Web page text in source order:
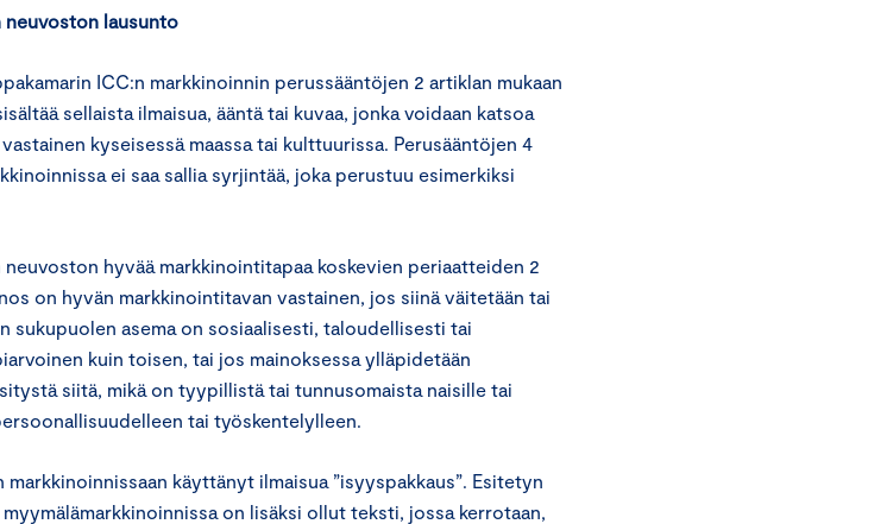
neuvoston lausunto
ICC:n markkinoinnin perussääntöjen 2 artiklan mukaan
sellaista ilmaisua, ääntä tai kuvaa, jonka voidaan katsoa
kyseisessä maassa tai kulttuurissa. Perusääntöjen 4
ei saa sallia syrjintää, joka perustuu esimerkiksi
hyvää markkinointitapaa koskevien periaatteiden 2
on hyvän markkinointitavan vastainen, jos siinä väitetään tai
sukupuolen asema on sosiaalisesti, taloudellisesti tai
kuin toisen, tai jos mainoksessa ylläpidetään
siitä, mikä on tyypillistä tai tunnusomaista naisille tai
tai työskentelylleen.
käyttänyt ilmaisua ”isyyspakkaus”. Esitetyn
on lisäksi ollut teksti, jossa kerrotaan,